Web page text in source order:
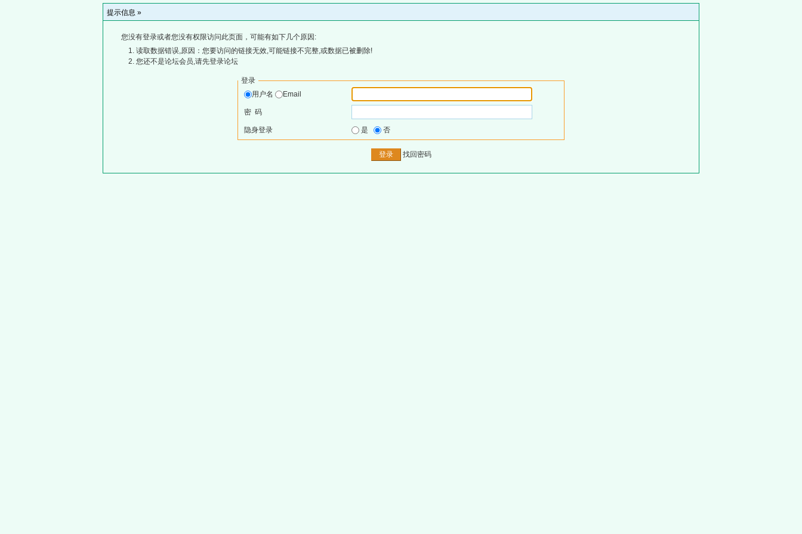
提示信息 »
您没有登录或者您没有权限访问此页面，可能有如下几个原因:
读取数据错误,原因：您要访问的链接无效,可能链接不完整,或数据已被删除!
您还不是论坛会员,请先登录论坛
登录
用户名
Email
密 码
隐身登录 是 否
找回密码